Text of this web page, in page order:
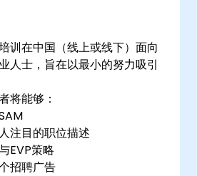
训在中国（线上或线下）面向
人士，旨在以最小的努力吸引
将能够：
注目的职位描述
EVP策略
招聘广告